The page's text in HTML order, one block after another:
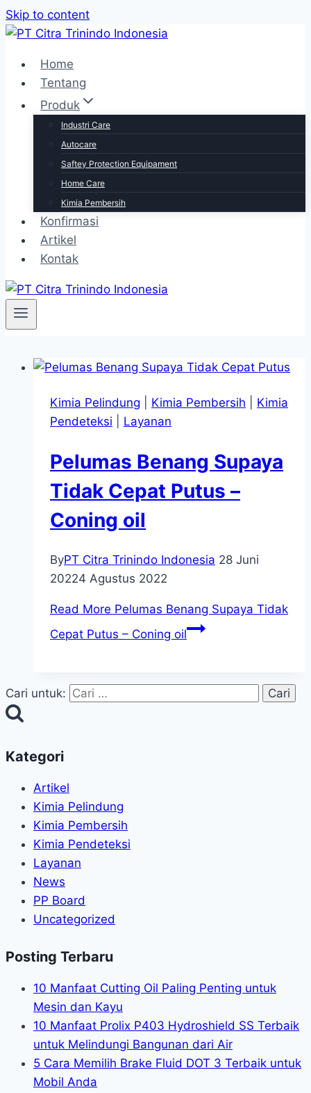
Skip to content
Home
Tentang
Produk
Industri Care
Autocare
Saftey Protection Equipament
Home Care
Kimia Pembersih
Konfirmasi
Artikel
Kontak
Kimia Pelindung Kimia Pembersih
Kimia
Pendeteksi
Layanan
Pelumas Benang Supaya
Tidak Cepat Putus –
Coning oil
ByPT Citra Trinindo Indonesia 28 Juni
20224 Agustus 2022
Read More Pelumas Benang Supaya Tidak
Cepat Putus – Coning oil
Cari untuk:
Kategori
Artikel
Kimia Pelindung
Kimia Pembersih
Kimia Pendeteksi
Layanan
News
PP Board
Uncategorized
Posting Terbaru
10 Manfaat Cutting Oil Paling Penting untuk
Mesin dan Kayu
10 Manfaat Prolix P403 Hydroshield SS Terbaik
untuk Melindungi Bangunan dari Air
5 Cara Memilih Brake Fluid DOT 3 Terbaik untuk
Mobil Anda